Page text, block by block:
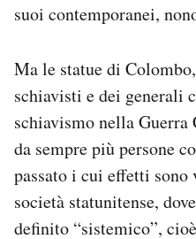
suoi contemporanei,
Ma le statue di
schiavisti e dei generali
schiavismo nella
da sempre più persone
passato i cui effetti
società statunitense,
definito “sistemico”, cioè